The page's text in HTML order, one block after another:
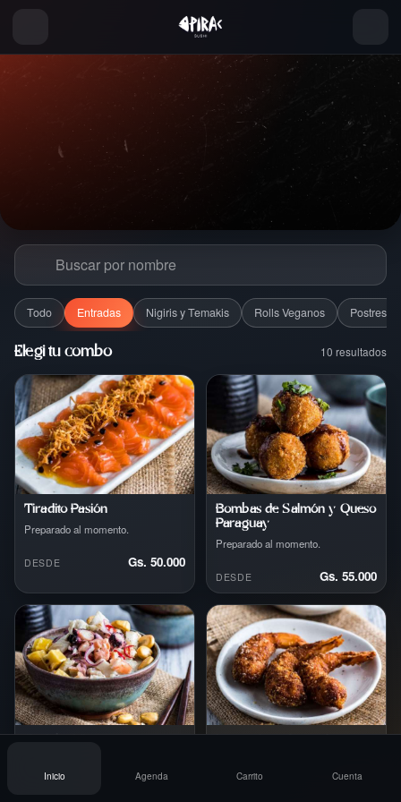
Todo Entradas Nigiris y Temakis Rolls Veganos Postres
Elegi tu combo 10 resultados
Tiradito Pasión
Preparado al momento.
DESDE Gs. 50.000
Bombas de Salmón y Queso
Paraguay
Preparado al momento.
DESDE Gs. 55.000
Inicio Agenda Carrito Cuenta